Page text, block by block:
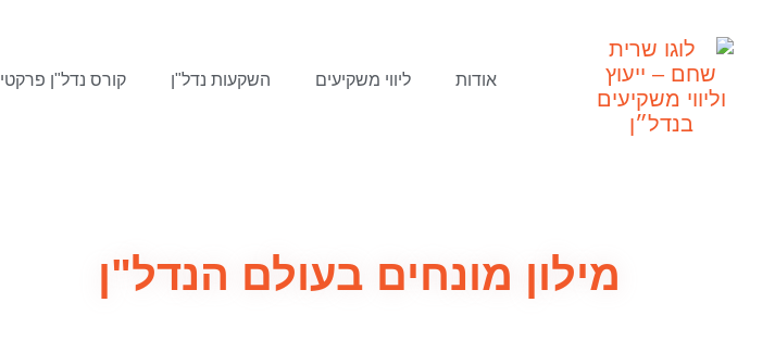
אודות ליווי משקיעים השקעות נדל"ן קורס נדל"ן פרקטי
מילון מונחים בעולם הנדל"ן